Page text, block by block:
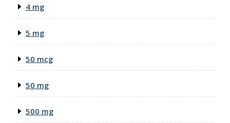
4 mg
5 mg
50 mcg
50 mg
500 mg